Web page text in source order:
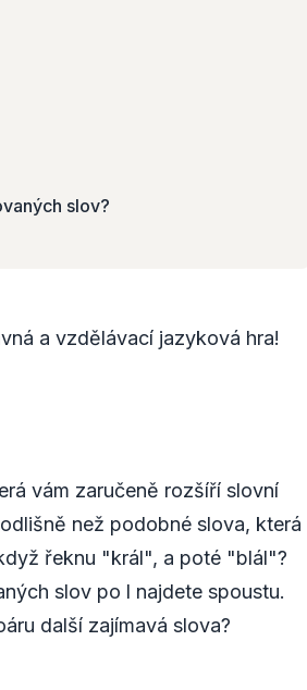
slov?
a vzdělávací jazyková hra!
vám zaručeně rozšíří slovní
než podobné slova, která
řeknu "král", a poté "blál"?
slov po l najdete spoustu.
další zajímavá slova?